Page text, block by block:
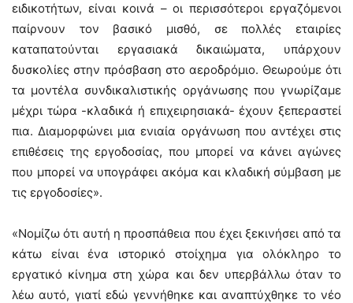
ειδικοτήτων, είναι κοινά – οι περισσότεροι εργαζόμενοι
παίρνουν τον βασικό μισθό, σε πολλές εταιρίες
καταπατούνται εργασιακά δικαιώματα, υπάρχουν
δυσκολίες στην πρόσβαση στο αεροδρόμιο. Θεωρούμε ότι
τα μοντέλα συνδικαλιστικής οργάνωσης που γνωρίζαμε
μέχρι τώρα -κλαδικά ή επιχειρησιακά- έχουν ξεπεραστεί
πια. Διαμορφώνει μια ενιαία οργάνωση που αντέχει στις
επιθέσεις της εργοδοσίας, που μπορεί να κάνει αγώνες
που μπορεί να υπογράφει ακόμα και κλαδική σύμβαση με
τις εργοδοσίες».
«Νομίζω ότι αυτή η προσπάθεια που έχει ξεκινήσει από τα
κάτω είναι ένα ιστορικό στοίχημα για ολόκληρο το
εργατικό κίνημα στη χώρα και δεν υπερβάλλω όταν το
λέω αυτό, γιατί εδώ γεννήθηκε και αναπτύχθηκε το νέο